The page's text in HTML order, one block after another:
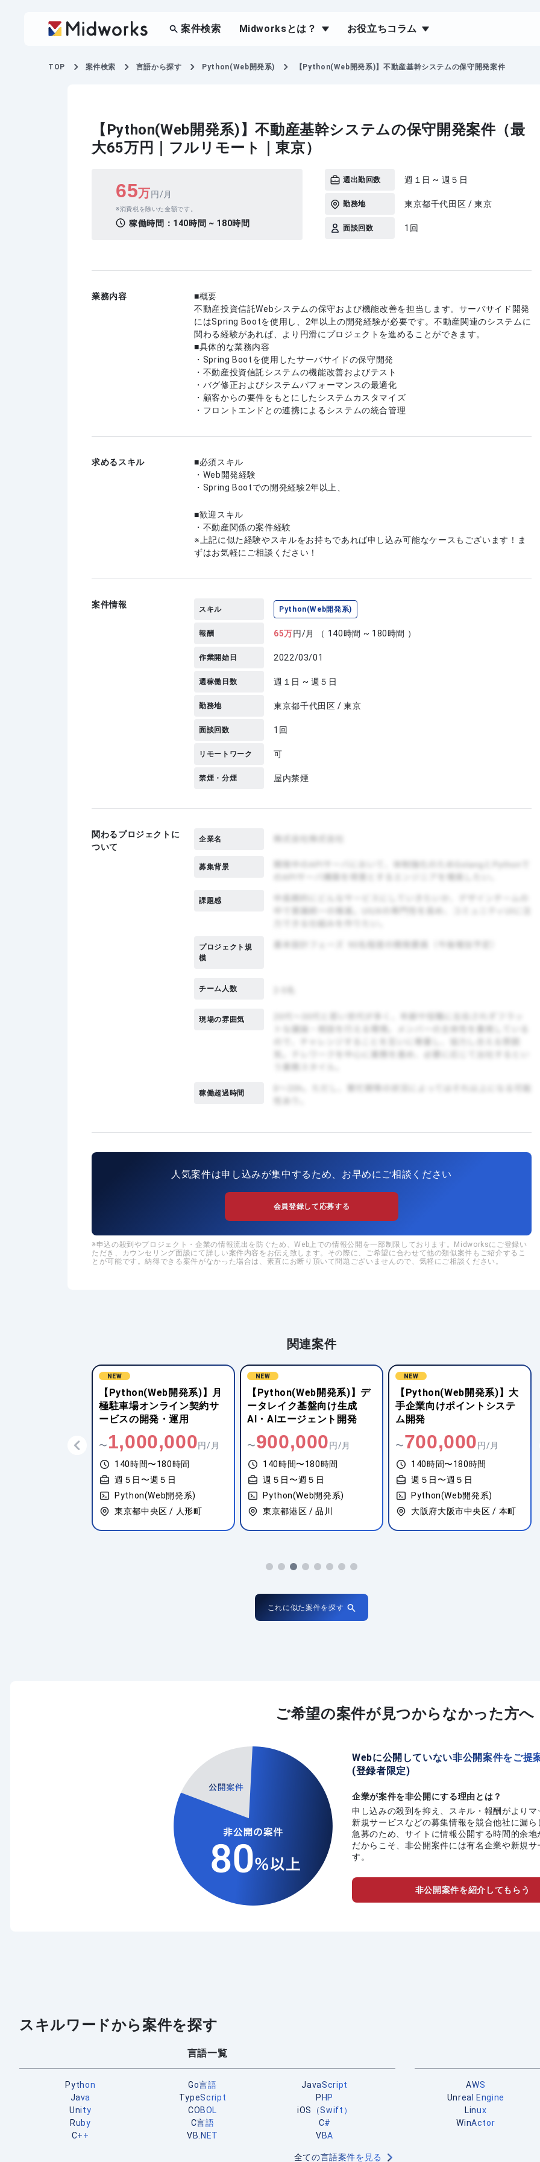
案件検索 Midworksとは？ お役立ちコラム
TOP 案件検索 言語から探す Python(Web開発系) 【Python(Web開発系)】不動産基幹システムの保守開発案件
【Python(Web開発系)】不動産基幹システムの保守開発案件（最
大65万円｜フルリモート｜東京）
65万円/月
消費税を除いた金額です。
稼働時間： 140時間 ~ 180時間
週出勤回数 週１日 ~ 週５日
勤務地 東京都千代田区 / 東京
面談回数 1回
業務内容
■概要
不動産投資信託Webシステムの保守および機能改善を担当します。サーバサイド開発
にはSpring Bootを使用し、2年以上の開発経験が必要です。不動産関連のシステムに
関わる経験があれば、より円滑にプロジェクトを進めることができます。
■具体的な業務内容
・Spring Bootを使用したサーバサイドの保守開発
・不動産投資信託システムの機能改善およびテスト
・バグ修正およびシステムパフォーマンスの最適化
・顧客からの要件をもとにしたシステムカスタマイズ
・フロントエンドとの連携によるシステムの統合管理
求めるスキル
必須スキル
・Web開発経験
・Spring Bootでの開発経験2年以上、
歓迎スキル
・不動産関係の案件経験
上記に似た経験やスキルをお持ちであれば申し込み可能なケースもございます！ま
ずはお気軽にご相談ください！
案件情報 スキル Python(Web開発系)
報酬 65万円/月 （ 140時間 ~ 180時間 ）
作業開始日 2022/03/01
週稼働日数 週１日 ~ 週５日
勤務地 東京都千代田区 / 東京
面談回数 1回
リモートワーク 可
禁煙・分煙 屋内禁煙
関わるプロジェクトに
ついて
企業名
募集背景
課題感
プロジェクト規
模
チーム人数
現場の雰囲気
稼働超過時間
人気案件は申し込みが集中するため、お早めにご相談ください
会員登録して応募する
申込の殺到やプロジェクト・企業の情報流出を防ぐため、Web上での情報公開を一部制限しております。Midworksにご登録い
ただき、カウンセリング面談にて詳しい案件内容をお伝え致します。その際に、ご希望に合わせて他の類似案件もご紹介するこ
とが可能です。納得できる案件がなかった場合は、素直にお断り頂いて問題ございませんので、気軽にご相談ください。
関連案件
NEW
【Python(Web開発系)】月
極駐車場オンライン契約サ
ービスの開発・運用
〜 1,000,000円/月
140時間〜180時間
週５日〜週５日
Python(Web開発系)
東京都中央区 / 人形町
NEW
【Python(Web開発系)】デ
ータレイク基盤向け生成
AI・AIエージェント開発
〜900,000 円/月
140時間〜180時間
週５日〜週５日
Python(Web開発系)
東京都港区 / 品川
NEW
【Python(Web開発系)】大
手企業向けポイントシステ
ム開発
〜700,000 円/月
140時間〜180時間
週５日〜週５日
Python(Web開発系)
大阪府大阪市中央区 / 本町
これに似た案件を探す
ご希望の案件が見つからなかった方へ
Webに公開していない非公開案件をご提
(登録者限定)
企業が案件を非公開にする理由とは？
申し込みの殺到を抑え、スキル・報酬がより
新規サービスなどの募集情報を競合他社に漏ら
急募のため、サイトに情報公開する時間的余地
だからこそ、非公開案件には有名企業や新規サ
す。
非公開案件を紹介してもらう
スキルワードから案件を探す
言語一覧
Python Go言語
JavaScript
Java
TypeScript
PHP
Unity
COBOL
iOS（Swift）
Ruby
C言語
C#
C++
VB.NET VBA
全ての言語案件を見る
AWS
Unreal Engine
Linux
WinActor